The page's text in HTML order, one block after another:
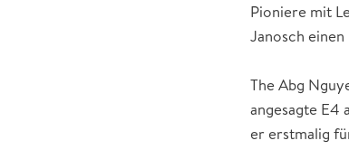
Pioniere mit
Janosch
The Abg
angesagte E4
er erstmalig